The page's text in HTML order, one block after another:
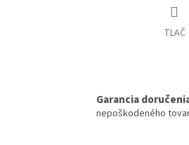
TLAČ
Garancia
nepoškodeného